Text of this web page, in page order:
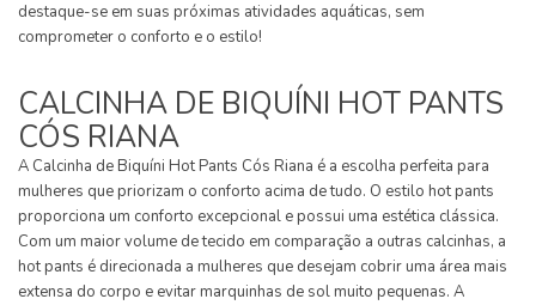
destaque-se em suas próximas atividades aquáticas, sem
comprometer o conforto e o estilo!
CALCINHA DE BIQUÍNI HOT PANTS
CÓS RIANA
A Calcinha de Biquíni Hot Pants Cós Riana é a escolha perfeita para
mulheres que priorizam o conforto acima de tudo. O estilo hot pants
proporciona um conforto excepcional e possui uma estética clássica.
Com um maior volume de tecido em comparação a outras calcinhas, a
hot pants é direcionada a mulheres que desejam cobrir uma área mais
extensa do corpo e evitar marquinhas de sol muito pequenas. A